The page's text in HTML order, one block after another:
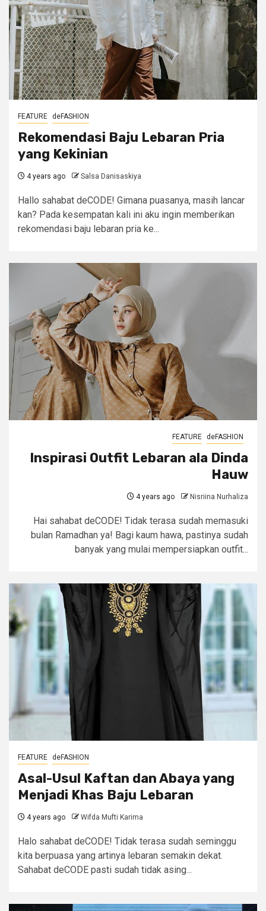
FEATURE deFASHION
Rekomendasi Baju Lebaran Pria
yang Kekinian
4 years ago Salsa Danisaskiya
Hallo sahabat deCODE! Gimana puasanya, masih lancar
kan? Pada kesempatan kali ini aku ingin memberikan
rekomendasi baju lebaran pria ke...
FEATURE deFASHION
Inspirasi Outfit Lebaran ala Dinda
Hauw
4 years ago Nisriina Nurhaliza
Hai sahabat deCODE! Tidak terasa sudah memasuki
bulan Ramadhan ya! Bagi kaum hawa, pastinya sudah
banyak yang mulai mempersiapkan outfit...
FEATURE deFASHION
Asal-Usul Kaftan dan Abaya yang
Menjadi Khas Baju Lebaran
4 years ago Wifda Mufti Karima
Halo sahabat deCODE! Tidak terasa sudah seminggu
kita berpuasa yang artinya lebaran semakin dekat.
Sahabat deCODE pasti sudah tidak asing...